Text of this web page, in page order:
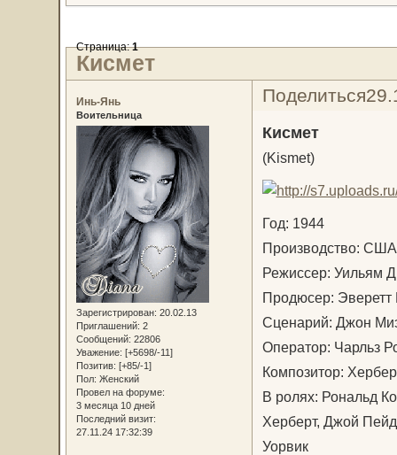
Кисмет
Страница:1
Поделиться
Инь-Янь
Воительница
Зарегистрирован: 20.02.13
Приглашений: 2
Сообщений: 22806
Уважение: [+5698/-11]
Позитив: [+85/-1]
Пол: Женский
Провел на форуме:
3 месяца 10 дней
Последний визит:
27.11.24 17:32:39
Кисмет
(Kismet)
Год: 1944
Производство:
Режиссер: Уильям
Продюсер:
Сценарий: Джон
Оператор: Чарльз
Композитор:
В ролях: Рональд
Херберт, Джой
Уорвик